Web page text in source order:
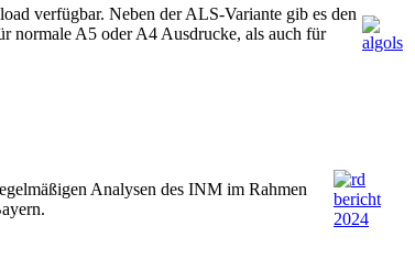
verfügbar. Neben der ALS-Variante gib es den
normale A5 oder A4 Ausdrucke, als auch für
Analysen des INM im Rahmen